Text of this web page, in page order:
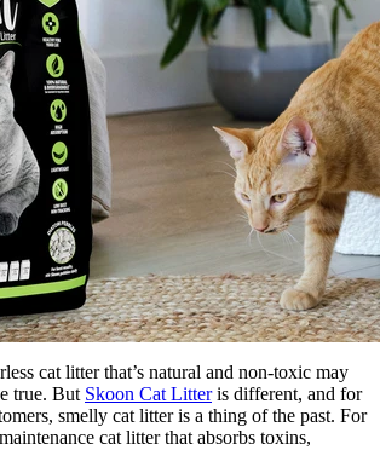
cat litter that’s natural and non-toxic may
true. But Skoon Cat Litteris different, and for
smelly cat litter is a thing of the past. For
cat litter that absorbs toxins,